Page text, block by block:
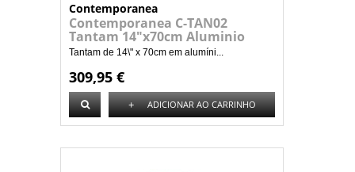
Contemporanea
Contemporanea C-TAN02
Tantam 14"x70cm Aluminio
Tantam de 14\" x 70cm em alumíni...
309,95 €
+ ADICIONAR AO CARRINHO